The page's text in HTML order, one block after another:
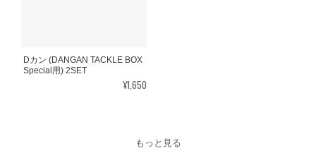
Dカン (DANGAN TACKLE BOX
Special用) 2SET
¥1,650
もっと見る